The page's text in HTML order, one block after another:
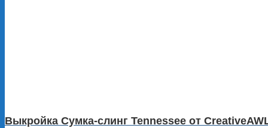
Выкройка Сумка-слинг Tennessee от